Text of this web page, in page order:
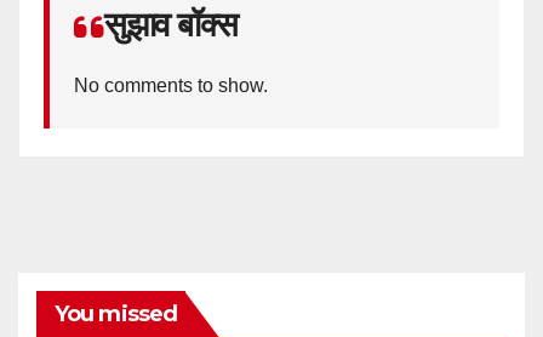
सुझाव बॉक्स
No comments to show.
You missed